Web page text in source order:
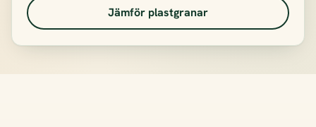
Jämför plastgranar